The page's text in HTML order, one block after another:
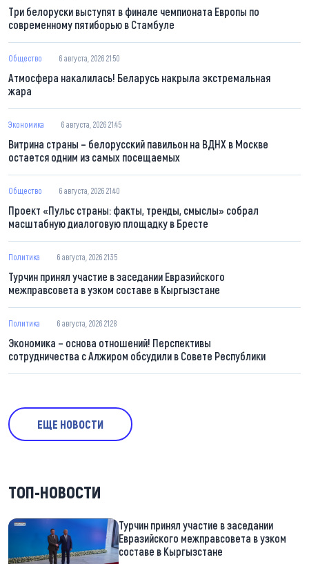
Три белоруски выступят в финале чемпионата Европы по
современному пятиборью в Стамбуле
Общество 6 августа, 2026 21:50
Атмосфера накалилась! Беларусь накрыла экстремальная
жара
Экономика 6 августа, 2026 21:45
Витрина страны – белорусский павильон на ВДНХ в Москве
остается одним из самых посещаемых
Общество 6 августа, 2026 21:40
Проект «Пульс страны: факты, тренды, смыслы» собрал
масштабную диалоговую площадку в Бресте
Политика 6 августа, 2026 21:35
Турчин принял участие в заседании Евразийского
межправсовета в узком составе в Кыргызстане
Политика 6 августа, 2026 21:28
Экономика – основа отношений! Перспективы
сотрудничества с Алжиром обсудили в Совете Республики
ЕЩЕ НОВОСТИ
ТОП-НОВОСТИ
Турчин принял участие в заседании
Евразийского межправсовета в узком
составе в Кыргызстане